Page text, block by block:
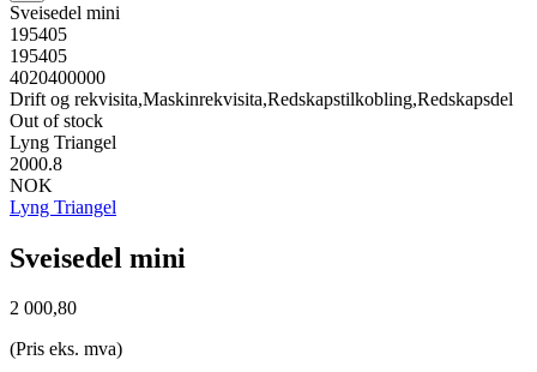
Sveisedel mini
195405
195405
4020400000
Drift og rekvisita,Maskinrekvisita,Redskapstilkobling,Redskapsdel
Out of stock
Lyng Triangel
2000.8
NOK
Lyng Triangel
Sveisedel mini
2 000,80
(Pris eks. mva)